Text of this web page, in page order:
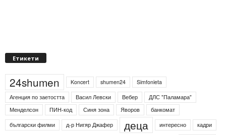
Етикети
24shumen Koncert shumen24
Simfonieta
Агенция по заетостта
Васил Левски Вебер
ДЛС "Паламара"
Менделсон
ПИН-код Синя зона Яворов
банкомат
български филми
д-р Нигяр Джафер деца интересно кадри